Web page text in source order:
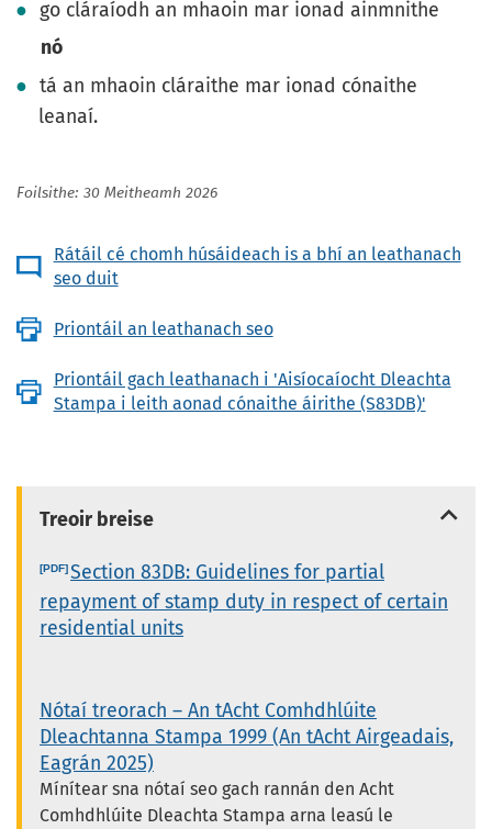
go cláraíodh an mhaoin mar ionad ainmnithe
nó
tá an mhaoin cláraithe mar ionad cónaithe
leanaí.
Foilsithe: 30 Meitheamh 2026
Rátáil cé chomh húsáideach is a bhí an leathanach
seo duit
Priontáil an leathanach seo
Priontáil gach leathanach i 'Aisíocaíocht Dleachta
Stampa i leith aonad cónaithe áirithe (S83DB)'
Treoir breise
Section 83DB: Guidelines for partial
repayment of stamp duty in respect of certain
residential units
Nótaí treorach – An tAcht Comhdhlúite
Dleachtanna Stampa 1999 (An tAcht Airgeadais,
Eagrán 2025)
Mínítear sna nótaí seo gach rannán den Acht
Comhdhlúite Dleachta Stampa arna leasú le